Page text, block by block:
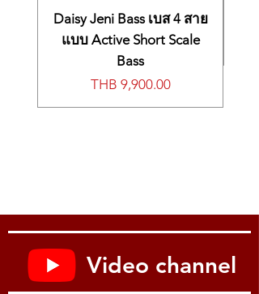
Daisy Jeni Bass เบส 4 สาย
แบบ Active Short Scale
Bass
價格
THB 9,900.00
Video channel